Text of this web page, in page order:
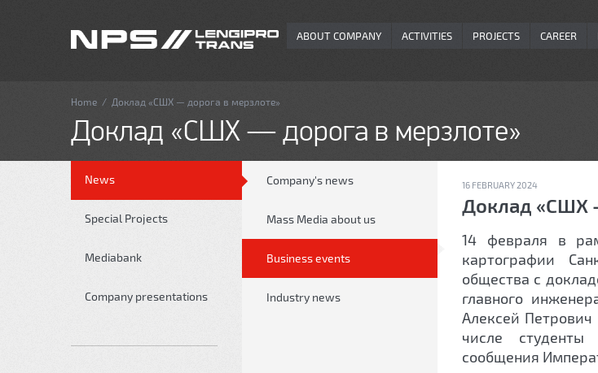
ABOUT COMPANY ACTIVITIES PROJECTS CAREER
Home / Доклад «СШХ — дорога в мерзлоте»
Доклад «СШХ — дорога в мерзлоте»
News
Special Projects
Mediabank
Company presentations
Сompany's news
Mass Media about us
Business events
Industry news
16 FEBRUARY 2024
Доклад «СШХ
14 февраля в
картографии
общества с
главного
Алексей
числе студенты
сообщения